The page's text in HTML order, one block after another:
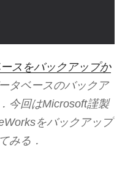
スをバックアップか
タベースのバックア
今回はMicrosoft謹製
をバックアップ
みる．